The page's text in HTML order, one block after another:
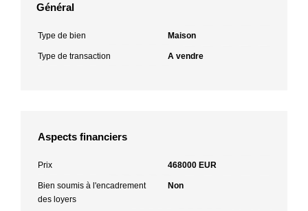
Général
Type de bien Maison
Type de transaction A vendre
Aspects financiers
Prix 468000 EUR
Bien soumis à l'encadrement
des loyers
Non